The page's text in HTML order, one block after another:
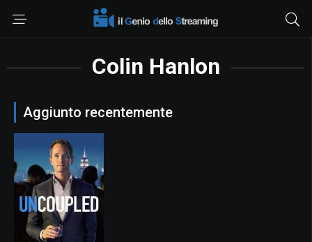
Colin Hanlon
Aggiunto recentemente